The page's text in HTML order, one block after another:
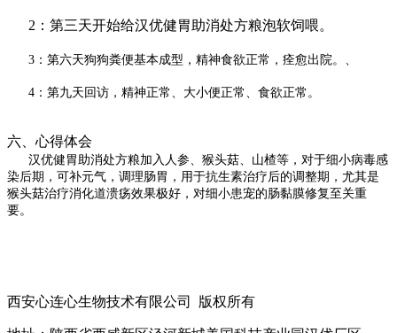
2：第三天开始给汉优健胃助消处方粮泡软饲喂。
3：第六天狗狗粪便基本成型，精神食欲正常，痊愈出院。、
4：第九天回访，精神正常、大小便正常、食欲正常。
六、心得体会
汉优健胃助消处方粮加入人参、猴头菇、山楂等，对于细小病毒感
染后期，可补元气，调理肠胃，用于抗生素治疗后的调整期，尤其是
猴头菇治疗消化道溃疡效果极好，对细小患宠的肠黏膜修复至关重
要。
西安心连心生物技术有限公司 版权所有